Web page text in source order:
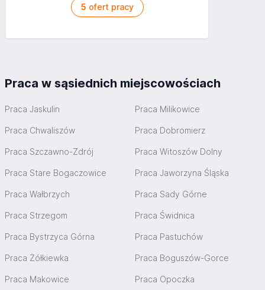
Zatrudnienia: 2010
5 ofert pracy
Praca w sąsiednich miejscowościach
Praca Jaskulin Praca Milikowice
Praca Chwaliszów Praca Dobromierz
Praca Szczawno-Zdrój Praca Witoszów Dolny
Praca Stare Bogaczowice Praca Jaworzyna Śląska
Praca Wałbrzych Praca Sady Górne
Praca Strzegom Praca Świdnica
Praca Bystrzyca Górna Praca Pastuchów
Praca Żółkiewka Praca Boguszów-Gorce
Praca Makowice Praca Opoczka